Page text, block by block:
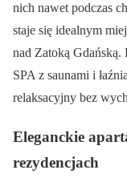
nich nawet podczas
staje się idealnym
nad Zatoką
SPA z saunami i
relaksacyjny bez
Eleganckie
rezydencjach